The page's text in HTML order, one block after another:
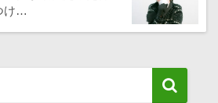
け…